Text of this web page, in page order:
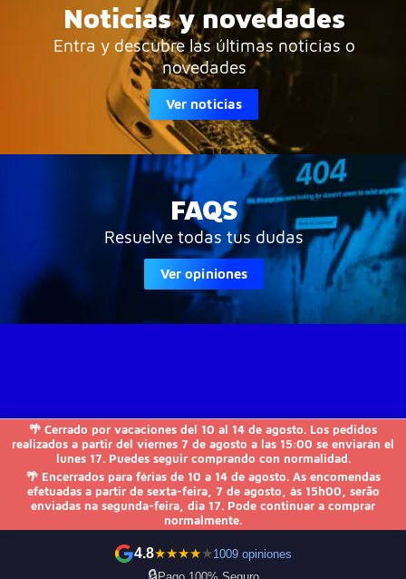
🌴 Cerrado por vacaciones del 10 al 14 de agosto. Los pedidos
realizados a partir del viernes 7 de agosto a las 15:00 se enviarán el
lunes 17. Puedes seguir comprando con normalidad.
🌴 Encerrados para férias de 10 a 14 de agosto. As encomendas
efetuadas a partir de sexta-feira, 7 de agosto, às 15h00, serão
enviadas na segunda-feira, dia 17. Pode continuar a comprar
normalmente.
4.8★★★★★1009 opiniones
Noticias y novedades
Entra y descubre las últimas noticias o
novedades
Ver noticias
FAQS
Resuelve todas tus dudas
Ver opiniones
JVS-Informática 
FAQs 
Otros 